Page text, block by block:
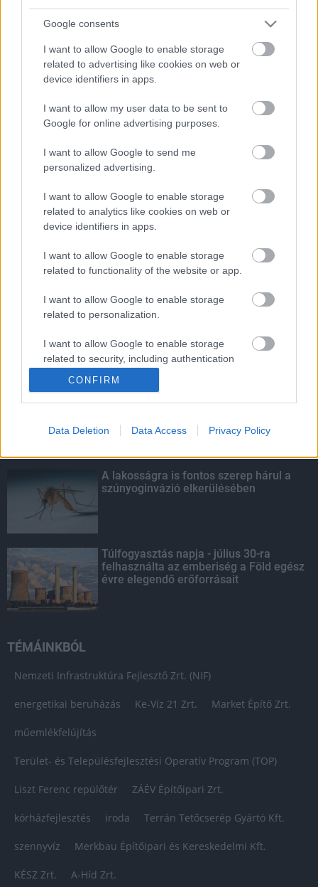
Google consents
I want to allow Google to enable storage
related to advertising like cookies on web or
device identifiers in apps.
I want to allow my user data to be sent to
Google for online advertising purposes.
I want to allow Google to send me
personalized advertising.
I want to allow Google to enable storage
related to analytics like cookies on web or
device identifiers in apps.
I want to allow Google to enable storage
related to functionality of the website or app.
I want to allow Google to enable storage
related to personalization.
I want to allow Google to enable storage
related to security, including authentication
CONFIRM
Data Deletion Data Access Privacy Policy
Látlelet a hazai víziközművekről?
Egyetlen, fél évszázados vezetéken
múlt Bicske vízellátása
Egyhetes országos ellenőrzést tart a
rendőrség a utakon
Mától jelentkezhetnek a kivitelezők a
háztartások napelemes és fűtési
rendszereit támogató pályázatra
KIEMELT
Kecskeméten is szakirányú
Egyetem
A lakosságra is fontos szerep hárul a
szúnyoginvázió elkerülésében
Túlfogyasztás napja - július 30-ra
felhasználta az emberiség a Föld egész
évre elegendő erőforrásait
TÉMÁINKBÓL
Nemzeti Infrastruktúra Fejlesztő Zrt. (NIF)
energetikai beruházás Ke-Víz 21 Zrt. Market Építő Zrt.
műemlékfelújítás
Terület- és Településfejlesztési Operatív Program (TOP)
Liszt Ferenc repülőtér ZÁÉV Építőipari Zrt.
kórházfejlesztés iroda Terrán Tetőcserép Gyártó Kft.
szennyvíz Merkbau Építőipari és Kereskedelmi Kft.
KÉSZ Zrt. A-Híd Zrt.